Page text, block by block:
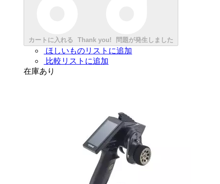
カートに入れる Thank you! 問題が発生しました
ほしいものリストに追加
比較リストに追加
在庫あり